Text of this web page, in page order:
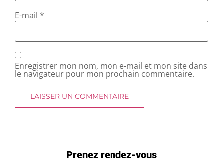
E-mail *
Enregistrer mon nom, mon e-mail et mon site dans
le navigateur pour mon prochain commentaire.
Prenez rendez-vous